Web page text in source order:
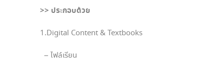
>> ประกอบด้วย
1.Digital Content & Textbooks
– ไฟล์เรียน